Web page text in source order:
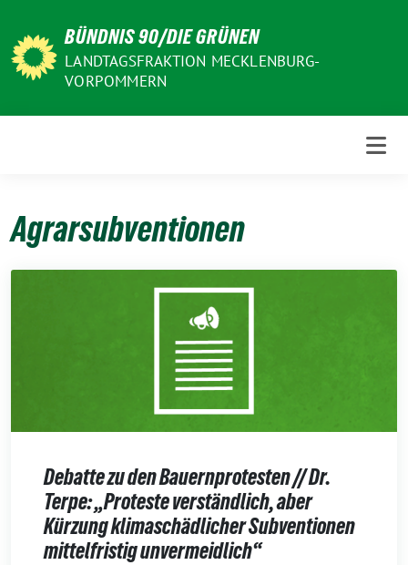
zum
Inhalt
BÜNDNIS 90/DIE GRÜNEN
LANDTAGSFRAKTION MECKLENBURG-
VORPOMMERN
Agrarsubventionen
Debatte zu den Bauernprotesten // Dr.
Terpe: „Proteste verständlich, aber
Kürzung klimaschädlicher Subventionen
mittelfristig unvermeidlich“